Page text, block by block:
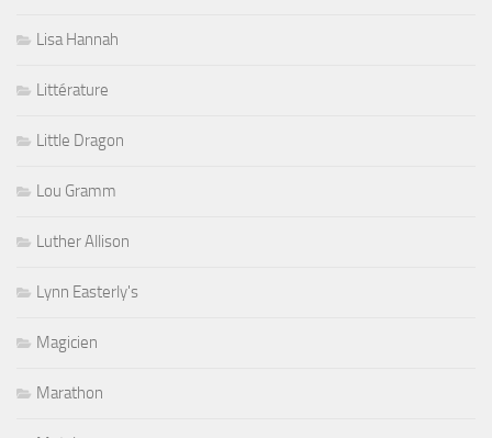
Lisa Hannah
Littérature
Little Dragon
Lou Gramm
Luther Allison
Lynn Easterly's
Magicien
Marathon